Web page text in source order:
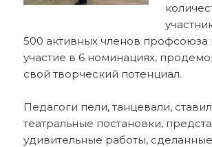
500 активных членов профсоюза
участие в 6 номинациях,
свой творческий потенциал.
Педагоги пели, танцевали,
театральные постановки,
удивительные работы,